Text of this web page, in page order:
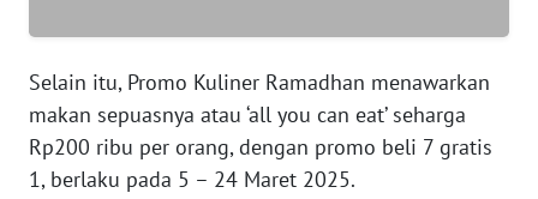
Selain itu, Promo Kuliner Ramadhan menawarkan
makan sepuasnya atau ‘all you can eat’ seharga
Rp200 ribu per orang, dengan promo beli 7 gratis
1, berlaku pada 5 – 24 Maret 2025.
WN
WN
PAPUA